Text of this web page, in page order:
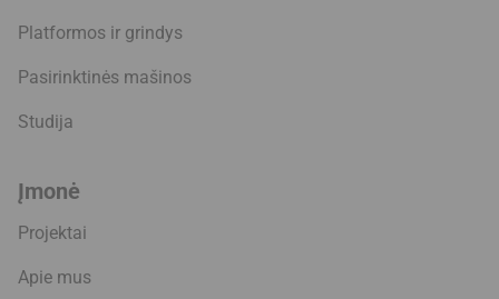
Platformos ir grindys
Pasirinktinės mašinos
Studija
Įmonė
Projektai
Apie mus